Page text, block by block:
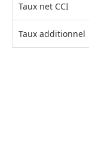
Taux net CCI
Taux additionnel